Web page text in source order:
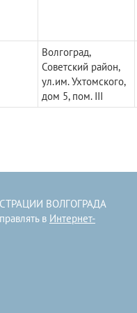
Волгоград,
Советский район,
ул.им. Ухтомского,
дом 5, пом. III
ВОЛГОГРАДА
в Интернет-